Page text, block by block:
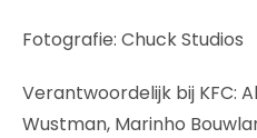
Fotografie: Chuck Studios
Verantwoordelijk bij KFC:
Wustman, Marinho